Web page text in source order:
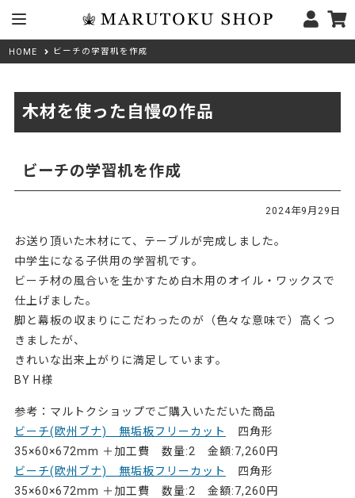
HOME ビーチの学習机を作成
木材を使った自慢の作品
ビーチの学習机を作成
2024年9月29日
お送り頂いた木材にて、テーブルが完成しました。
中学生になる子供用の学習机です。
ビーチ材の風合いを生かすため白木用のオイル・ワックスで
仕上げました。
脚と幕板の収まりにこだわったのが（色々な意味で）高くつ
きましたが、
きれいな出来上がりに満足しています。
BY H様
参考：マルトクショップでご購入いただいた商品
ビーチ(欧州ブナ) 無垢板フリーカット
四角形
35×60×672mm ＋加工費 数量:2 金額:7,260円
ビーチ(欧州ブナ) 無垢板フリーカット
四角形
35×60×672mm ＋加工費 数量:2 金額:7,260円